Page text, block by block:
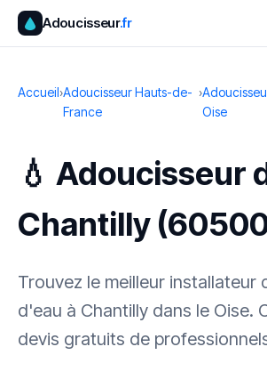
Adoucisseur.fr
Accueil›Adoucisseur Hauts-de-
France
›
Oise
💧 Adoucisseur
Chantilly
Trouvez le meilleur installateur
d'eau à Chantilly dans le Oise.
devis gratuits de